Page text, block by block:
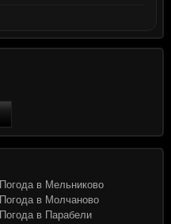
Погода в Мельниково
Погода в Молчаново
Погода в Парабели